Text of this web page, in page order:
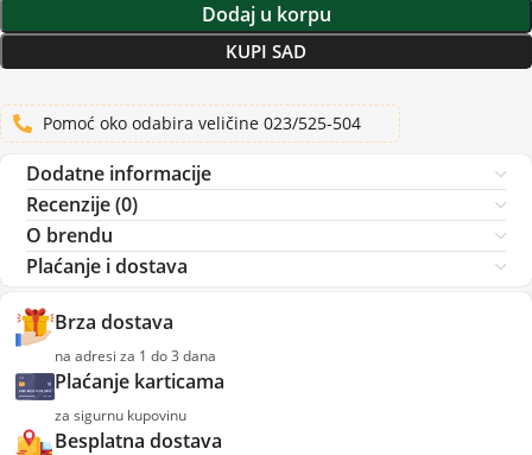
Dodaj u korpu
KUPI SAD
Pomoć oko odabira veličine 023/525-504
Dodatne informacije
Recenzije (0)
O brendu
Plaćanje i dostava
Brza dostava
na adresi za 1 do 3 dana
Plaćanje karticama
za sigurnu kupovinu
Besplatna dostava